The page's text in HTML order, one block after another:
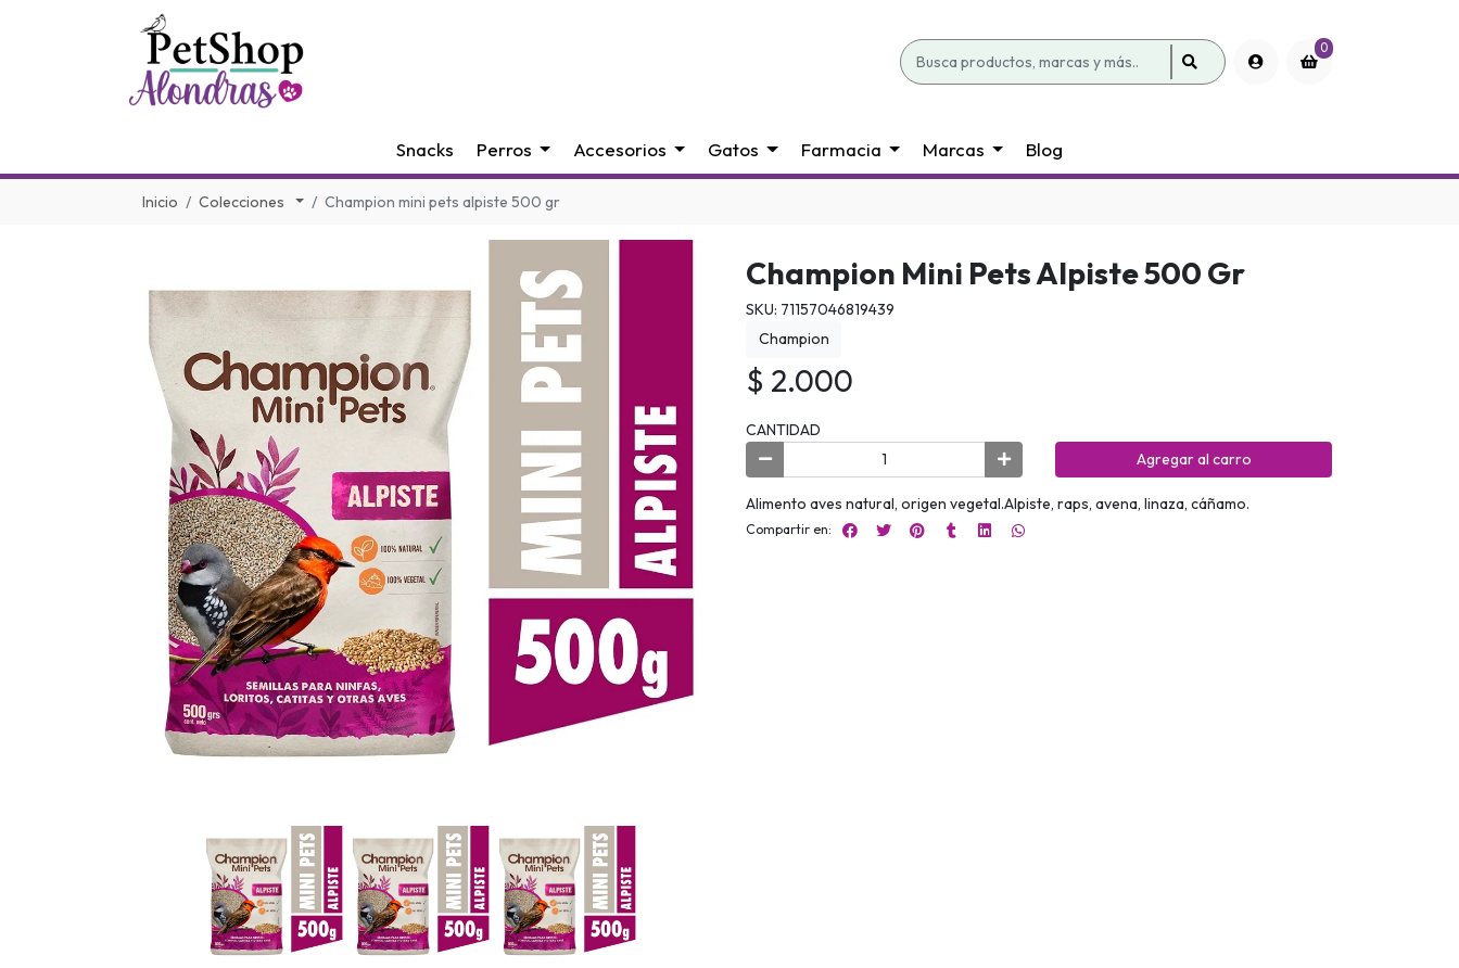
0
Snacks Perros Accesorios Gatos Farmacia Marcas Blog
Inicio Colecciones Champion mini pets alpiste 500 gr
Champion Mini Pets Alpiste 500 Gr
SKU: 71157046819439
Champion
$ 2.000
CANTIDAD
Agregar al carro
Alimento aves natural, origen vegetal.Alpiste, raps, avena, linaza, cáñamo.
Compartir en: